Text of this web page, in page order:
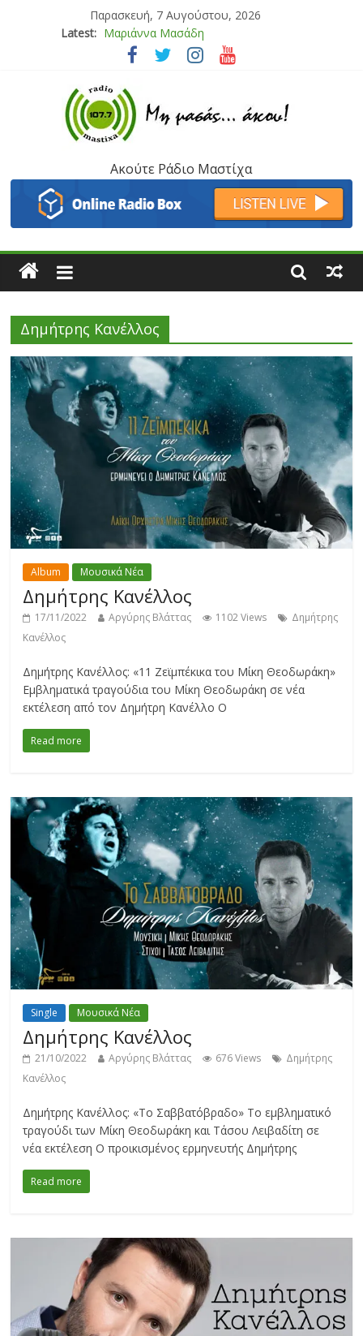
Παρασκευή, 7 Αυγούστου, 2026
Latest: Μαριάννα Μασάδη
Τάνια Μπρεάζου
Μάνος Τρυπιάς & Γιώργος Στρατάκης
Ιορδάνης Αγαπητός
Ακούτε Ράδιο Μαστίχα
Δημήτρης Κανέλλος
Album Μουσικά Νέα
Δημήτρης Κανέλλος
17/11/2022 Αργύρης Βλάττας 1102 Views
Δημήτρης
Κανέλλος
Δημήτρης Κανέλλος: «11 Ζεϊμπέκικα του Μίκη Θεοδωράκη»
Εμβληματικά τραγούδια του Μίκη Θεοδωράκη σε νέα
εκτέλεση από τον Δημήτρη Κανέλλο Ο
Read more
Single Μουσικά Νέα
Δημήτρης Κανέλλος
21/10/2022 Αργύρης Βλάττας 676 Views
Δημήτρης
Κανέλλος
Δημήτρης Κανέλλος: «Το Σαββατόβραδο» Το εμβληματικό
τραγούδι των Μίκη Θεοδωράκη και Τάσου Λειβαδίτη σε
νέα εκτέλεση Ο προικισμένος ερμηνευτής Δημήτρης
Read more